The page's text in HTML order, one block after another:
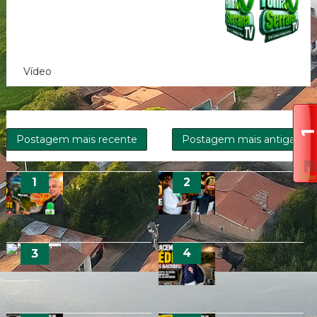
Vídeo
Postagem mais recente Postagem mais antiga